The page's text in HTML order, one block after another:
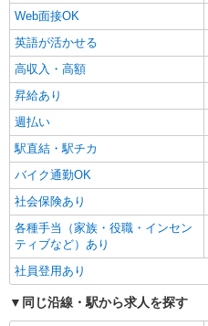
Web面接OK
英語が活かせる
高収入・高額
昇給あり
週払い
駅直結・駅チカ
バイク通勤OK
社会保険あり
各種手当（家族・役職・インセン
ティブなど）あり
社員登用あり
同じ沿線・駅から求人を探す